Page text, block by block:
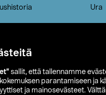
sallit, että tallennamme
parantamiseen ja
ja mainosevästeet.
Ura